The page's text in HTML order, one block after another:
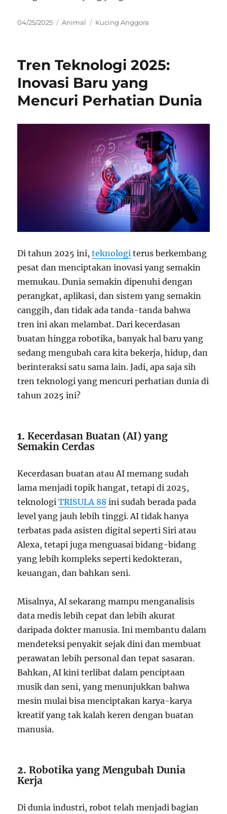
Posted
04/25/2025 Categories
Animal Tags
Kucing Anggora
Tren Teknologi 2025:
Inovasi Baru yang
Mencuri Perhatian Dunia
Di tahun 2025 ini,teknologi terus berkembang
pesat dan menciptakan inovasi yang semakin
memukau. Dunia semakin dipenuhi dengan
perangkat, aplikasi, dan sistem yang semakin
canggih, dan tidak ada tanda-tanda bahwa
tren ini akan melambat. Dari kecerdasan
buatan hingga robotika, banyak hal baru yang
sedang mengubah cara kita bekerja, hidup, dan
berinteraksi satu sama lain. Jadi, apa saja sih
tren teknologi yang mencuri perhatian dunia di
tahun 2025 ini?
1.Kecerdasan Buatan (AI) yang
Semakin Cerdas
Kecerdasan buatan atau AI memang sudah
lama menjadi topik hangat, tetapi di 2025,
teknologiTRISULA 88 ini sudah berada pada
level yang jauh lebih tinggi. AI tidak hanya
terbatas pada asisten digital seperti Siri atau
Alexa, tetapi juga menguasai bidang-bidang
yang lebih kompleks seperti kedokteran,
keuangan, dan bahkan seni.
Misalnya, AI sekarang mampu menganalisis
data medis lebih cepat dan lebih akurat
daripada dokter manusia. Ini membantu dalam
mendeteksi penyakit sejak dini dan membuat
perawatan lebih personal dan tepat sasaran.
Bahkan, AI kini terlibat dalam penciptaan
musik dan seni, yang menunjukkan bahwa
mesin mulai bisa menciptakan karya-karya
kreatif yang tak kalah keren dengan buatan
manusia.
2.Robotika yang Mengubah Dunia
Kerja
Di dunia industri, robot telah menjadi bagian